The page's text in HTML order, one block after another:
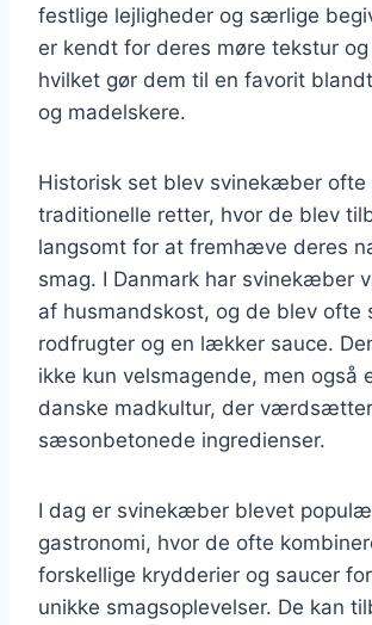
festlige lejligheder og særlige
er kendt for deres møre tekstur
hvilket gør dem til en favorit
og madelskere.
Historisk set blev svinekæber ofte
traditionelle retter, hvor de blev
langsomt for at fremhæve deres
smag. I Danmark har svinekæber
af husmandskost, og de blev ofte
rodfrugter og en lækker sauce.
ikke kun velsmagende, men også
danske madkultur, der
sæsonbetonede ingredienser.
I dag er svinekæber blevet
gastronomi, hvor de ofte
forskellige krydderier og saucer
unikke smagsoplevelser. De kan